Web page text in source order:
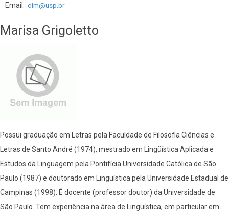
Email: dlm@usp.br
Marisa Grigoletto
Possui graduação em Letras pela Faculdade de Filosofia Ciências e
Letras de Santo André (1974), mestrado em Lingüística Aplicada e
Estudos da Linguagem pela Pontifícia Universidade Católica de São
Paulo (1987) e doutorado em Lingüística pela Universidade Estadual de
Campinas (1998). É docente (professor doutor) da Universidade de
São Paulo. Tem experiência na área de Lingüística, em particular em